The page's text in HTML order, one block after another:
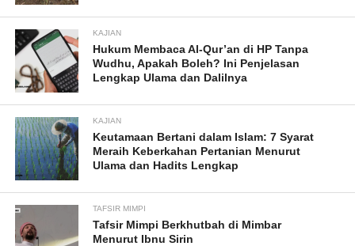
KAJIAN
Hukum Membaca Al-Qur’an di HP Tanpa
Wudhu, Apakah Boleh? Ini Penjelasan
Lengkap Ulama dan Dalilnya
KAJIAN
Keutamaan Bertani dalam Islam: 7 Syarat
Meraih Keberkahan Pertanian Menurut
Ulama dan Hadits Lengkap
TAFSIR MIMPI
Tafsir Mimpi Berkhutbah di Mimbar
Menurut Ibnu Sirin